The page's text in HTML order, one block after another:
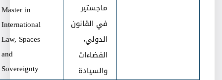
ماجستير
في القانون
الدولي،
الفضاءات
والسيادة
Master in
International
Law, Spaces
and
Sovereignty